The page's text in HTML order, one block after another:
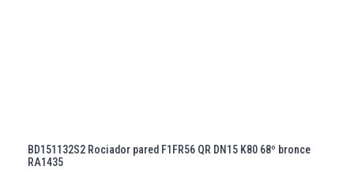
BD151132S2 Rociador pared F1FR56 QR DN15 K80 68º bronce
RA1435